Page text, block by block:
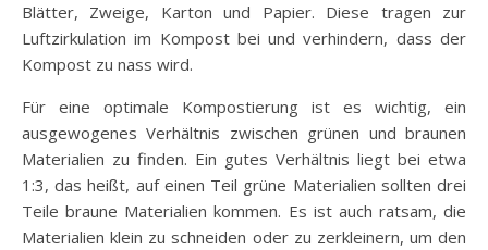
Blätter, Zweige, Karton und Papier. Diese tragen zur
Luftzirkulation im Kompost bei und verhindern, dass der
Kompost zu nass wird.
Für eine optimale Kompostierung ist es wichtig, ein
ausgewogenes Verhältnis zwischen grünen und braunen
Materialien zu finden. Ein gutes Verhältnis liegt bei etwa
1:3, das heißt, auf einen Teil grüne Materialien sollten drei
Teile braune Materialien kommen. Es ist auch ratsam, die
Materialien klein zu schneiden oder zu zerkleinern, um den